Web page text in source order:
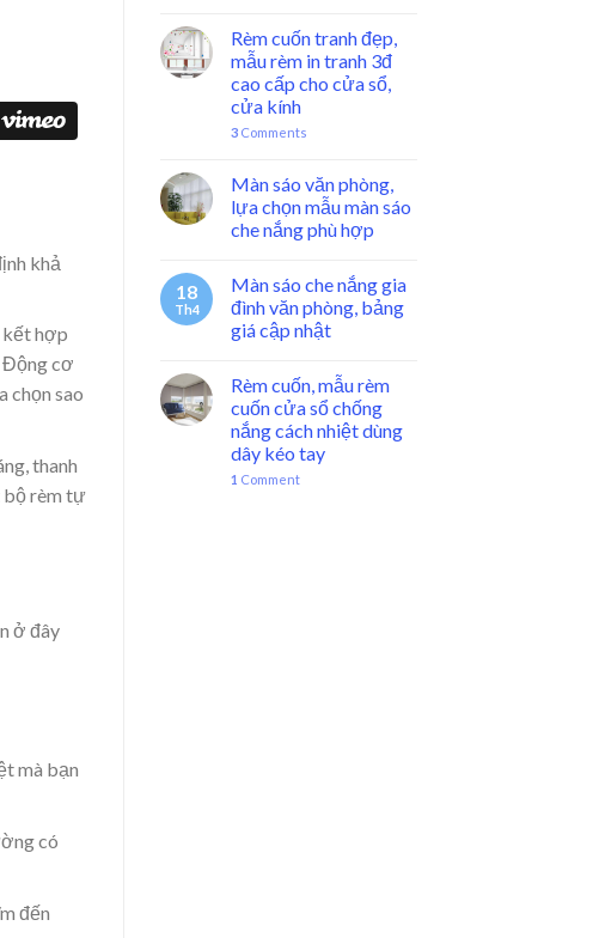
Rèm cuốn tranh đẹp,
mẫu rèm in tranh 3đ
cao cấp cho cửa sổ,
cửa kính
3 Comments
Màn sáo văn phòng,
lựa chọn mẫu màn sáo
che nắng phù hợp
18
Th4
Màn sáo che nắng gia
đình văn phòng, bảng
giá cập nhật
Rèm cuốn, mẫu rèm
cuốn cửa sổ chống
nắng cách nhiệt dùng
dây kéo tay
1 Comment
khả
kết hợp
Động cơ
chọn sao
thanh
bộ rèm tự
ở đây
mà bạn
có
đến